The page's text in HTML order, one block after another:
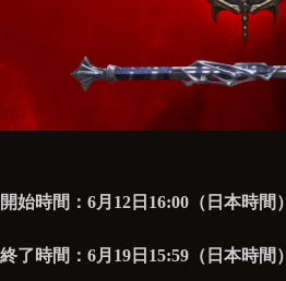
開始時間：6月12日16:00（日本時間）
終了時間：6月19日15:59（日本時間）